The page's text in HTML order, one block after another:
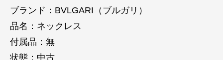
ブランド：BVLGARI（ブルガリ）
品名：ネックレス
付属品：無
状態：中古